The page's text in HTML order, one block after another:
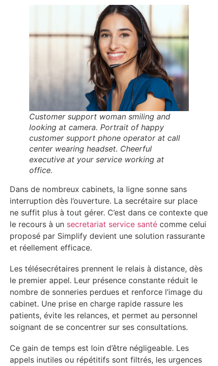
Customer support woman smiling and
looking at camera. Portrait of happy
customer support phone operator at call
center wearing headset. Cheerful
executive at your service working at
office.
Dans de nombreux cabinets, la ligne sonne sans
interruption dès l’ouverture. La secrétaire sur place
ne suffit plus à tout gérer. C’est dans ce contexte que
le recours à un secretariat service santé comme celui
proposé par Simplify devient une solution rassurante
et réellement efficace.
Les télésecrétaires prennent le relais à distance, dès
le premier appel. Leur présence constante réduit le
nombre de sonneries perdues et renforce l’image du
cabinet. Une prise en charge rapide rassure les
patients, évite les relances, et permet au personnel
soignant de se concentrer sur ses consultations.
Ce gain de temps est loin d’être négligeable. Les
appels inutiles ou répétitifs sont filtrés, les urgences